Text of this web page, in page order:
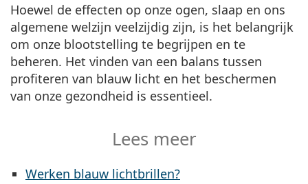
Hoewel de effecten op onze ogen, slaap en ons
algemene welzijn veelzijdig zijn, is het belangrijk
om onze blootstelling te begrijpen en te
beheren. Het vinden van een balans tussen
profiteren van blauw licht en het beschermen
van onze gezondheid is essentieel.
Lees meer
Werken blauw lichtbrillen?